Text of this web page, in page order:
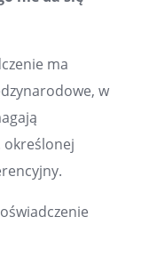
ma
w
określonej